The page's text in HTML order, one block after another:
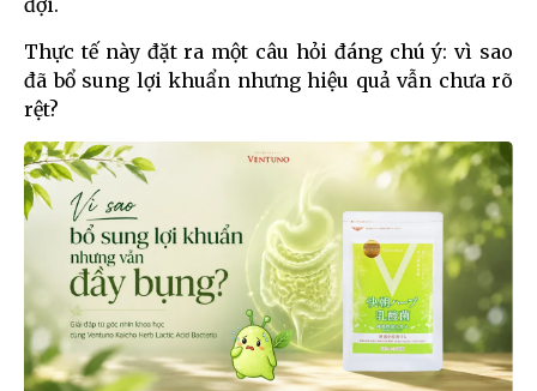
đợi.
Thực tế này đặt ra một câu hỏi đáng chú ý: vì sao
đã bổ sung lợi khuẩn nhưng hiệu quả vẫn chưa rõ
rệt?